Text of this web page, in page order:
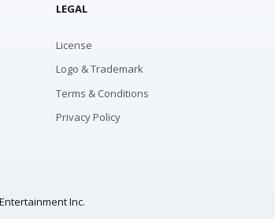
LEGAL
License
Logo & Trademark
Terms & Conditions
Privacy Policy
Inc.